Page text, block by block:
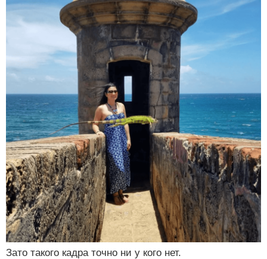
Зато такого кадра точно ни у кого нет.